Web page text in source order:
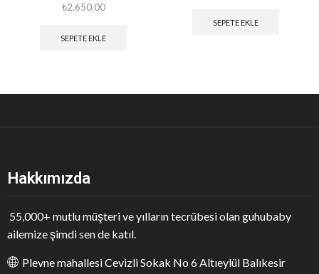
₺2,650.00
SEPETE EKLE
SEPETE EKLE
Hakkımızda
55,000+ mutlu müşteri ve yılların tecrübesi olan guhubaby
ailemize şimdi sen de katıl.
Plevne mahallesi Cevizli Sokak No 6 Altıeylül Balıkesir